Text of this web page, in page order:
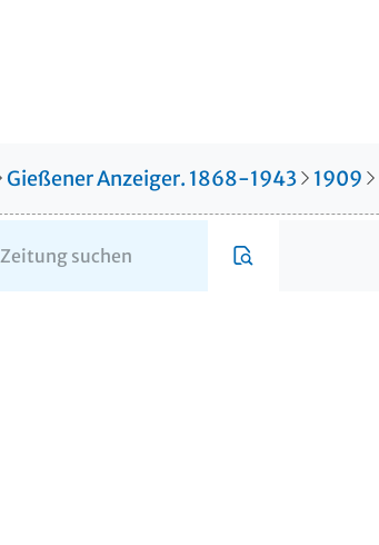
Gießener Anzeiger. 1868-1943 1909